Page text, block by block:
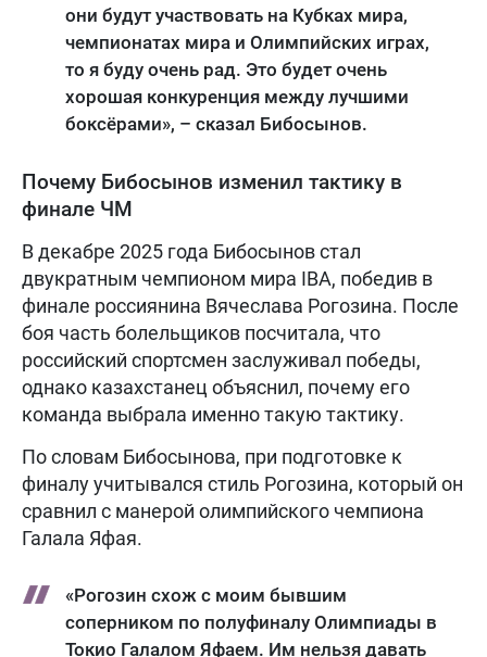
они будут участвовать на Кубках мира,
чемпионатах мира и Олимпийских играх,
то я буду очень рад. Это будет очень
хорошая конкуренция между лучшими
боксёрами», – сказал Бибосынов.
Почему Бибосынов изменил тактику в
финале ЧМ
В декабре 2025 года Бибосынов стал
двукратным чемпионом мира IBA, победив в
финале россиянина Вячеслава Рогозина. После
боя часть болельщиков посчитала, что
российский спортсмен заслуживал победы,
однако казахстанец объяснил, почему его
команда выбрала именно такую тактику.
По словам Бибосынова, при подготовке к
финалу учитывался стиль Рогозина, который он
сравнил с манерой олимпийского чемпиона
Галала Яфая.
«Рогозин схож с моим бывшим
соперником по полуфиналу Олимпиады в
Токио Галалом Яфаем. Им нельзя давать